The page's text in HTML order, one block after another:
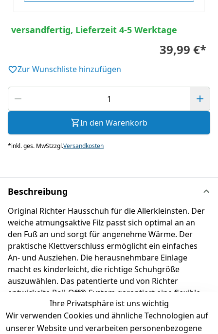
versandfertig, Lieferzeit 4-5 Werktage
39,99 €*
Zur Wunschliste hinzufügen
In den Warenkorb
*inkl. ges. MwStzzgl.Versandkosten
Beschreibung
Original Richter Hausschuh für die Allerkleinsten. Der
weiche atmungsaktive Filz passt sich optimal an an
den Fuß an und sorgt für angenehme Wärme. Der
praktische Klettverschluss ermöglicht ein einfaches
An- und Ausziehen. Die herausnehmbare Einlage
macht es kinderleicht, die richtige Schuhgröße
auszuwählen. Das patentierte und von Richter
entwickelte Roll-Off®-System garantiert eine flexible
Sohle, die das natürliche Wachstum der Füße
unterstützt. Richter Kinderschuhe - Kids shoes since
1893.
Ihre Privatsphäre ist uns wichtig
Wir verwenden Cookies und ähnliche Technologien auf
unserer Website und verarbeiten personenbezogene